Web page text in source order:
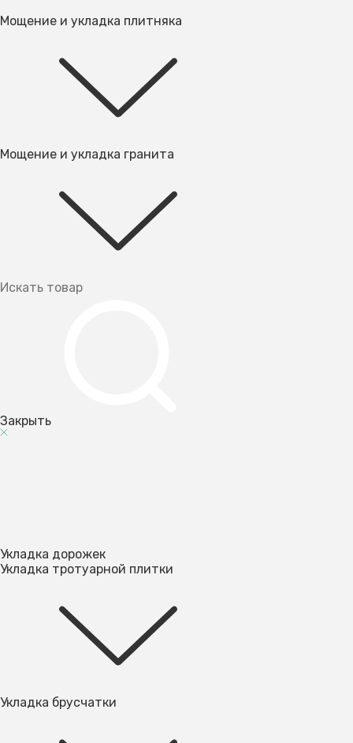
Мощение и укладка плитняка
Мощение и укладка гранита
Закрыть
Укладка дорожек
Укладка тротуарной плитки
Укладка брусчатки